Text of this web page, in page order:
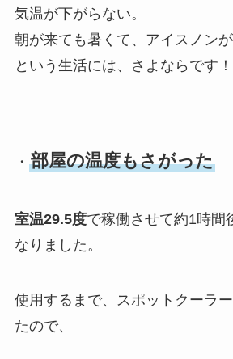
気温が下がらない。
朝が来ても暑くて、アイスノン
という生活には、さよならです！
・ 部屋の温度もさがった
室温29.5度で稼働させて約1時間
なりました。
使用するまで、スポットクーラ
たので、